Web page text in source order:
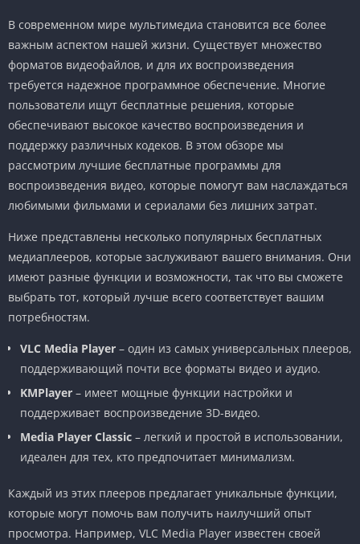
В современном мире мультимедиа становится все более
важным аспектом нашей жизни. Существует множество
форматов видеофайлов, и для их воспроизведения
требуется надежное программное обеспечение. Многие
пользователи ищут бесплатные решения, которые
обеспечивают высокое качество воспроизведения и
поддержку различных кодеков. В этом обзоре мы
рассмотрим лучшие бесплатные программы для
воспроизведения видео, которые помогут вам наслаждаться
любимыми фильмами и сериалами без лишних затрат.
Ниже представлены несколько популярных бесплатных
медиаплееров, которые заслуживают вашего внимания. Они
имеют разные функции и возможности, так что вы сможете
выбрать тот, который лучше всего соответствует вашим
потребностям.
VLC Media Player – один из самых универсальных плееров,
поддерживающий почти все форматы видео и аудио.
KMPlayer – имеет мощные функции настройки и
поддерживает воспроизведение 3D-видео.
Media Player Classic – легкий и простой в использовании,
идеален для тех, кто предпочитает минимализм.
Каждый из этих плееров предлагает уникальные функции,
которые могут помочь вам получить наилучший опыт
просмотра. Например, VLC Media Player известен своей